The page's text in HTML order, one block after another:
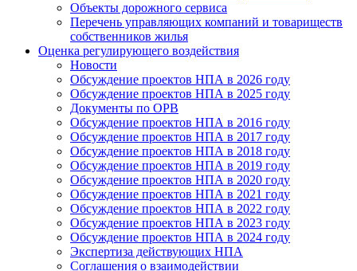
Объекты дорожного сервиса
Перечень управляющих компаний и товариществ
собственников жилья
Оценка регулирующего воздействия
Новости
Обсуждение проектов НПА в 2026 году
Обсуждение проектов НПА в 2025 году
Документы по ОРВ
Обсуждение проектов НПА в 2016 году
Обсуждение проектов НПА в 2017 году
Обсуждение проектов НПА в 2018 году
Обсуждение проектов НПА в 2019 году
Обсуждение проектов НПА в 2020 году
Обсуждение проектов НПА в 2021 году
Обсуждение проектов НПА в 2022 году
Обсуждение проектов НПА в 2023 году
Обсуждение проектов НПА в 2024 году
Экспертиза действующих НПА
Соглашения о взаимодействии